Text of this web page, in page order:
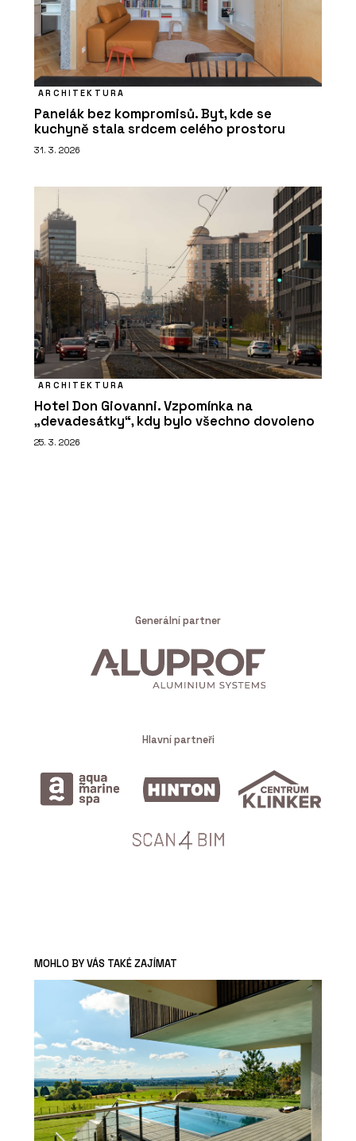
ARCHITEKTURA
Panelák bez kompromisů. Byt, kde se
kuchyně stala srdcem celého prostoru
31. 3. 2026
ARCHITEKTURA
Hotel Don Giovanni. Vzpomínka na
„devadesátky“, kdy bylo všechno dovoleno
25. 3. 2026
Generální partner
Hlavní partneři
MOHLO BY VÁS TAKÉ ZAJÍMAT